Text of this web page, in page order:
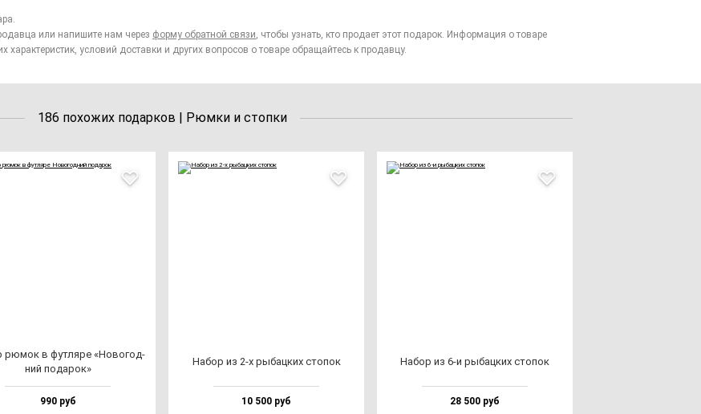
или напишите нам через форму обратной связи, чтобы узнать, кто продает этот подарок. Информация о товаре
характеристик, условий доставки и других вопросов о товаре обращайтесь к продавцу.
186 похожих подарков | Рюмки и стопки
рю­мок в фут­ля­ре «Ново­год­
ний по­да­рок»
990 руб
Набор из 2-х ры­бац­ких сто­пок
10 500 руб
Набор из 6-и ры­бац­ких сто­пок
28 500 руб